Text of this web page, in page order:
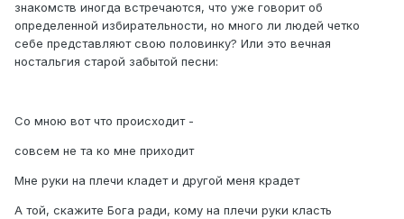
знакомств иногда встречаются, что уже говорит об
определенной избирательности, но много ли людей четко
себе представляют свою половинку? Или это вечная
ностальгия старой забытой песни:
Со мною вот что происходит -
совсем не та ко мне приходит
Мне руки на плечи кладет и другой меня крадет
А той, скажите Бога ради, кому на плечи руки класть